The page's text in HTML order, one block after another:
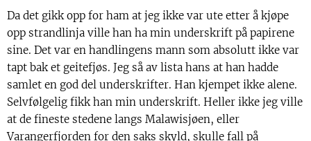
Da det gikk opp for ham at jeg ikke var ute etter å kjøpe
opp strandlinja ville han ha min underskrift på papirene
sine. Det var en handlingens mann som absolutt ikke var
tapt bak et geitefjøs. Jeg så av lista hans at han hadde
samlet en god del underskrifter. Han kjempet ikke alene.
Selvfølgelig fikk han min underskrift. Heller ikke jeg ville
at de fineste stedene langs Malawisjøen, eller
Varangerfjorden for den saks skyld, skulle fall på